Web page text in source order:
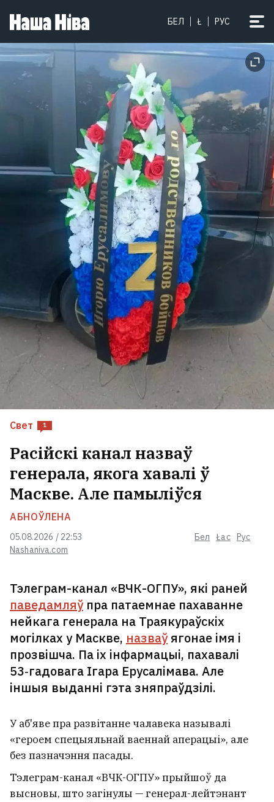
БЕЛ Ł РУС
Свет 1
АБНОЎЛЕНА
Nashaniva.com
05.08.2026 / 22:53 Бел Łac Рус
Расійскі канал назваў
генерала, якога хавалі ў
Маскве. Але памыліўся
Тэлеграм-канал «ВЧК-ОГПУ», які раней
паведамляўпра патаемнае пахаванне
нейкага генерала на Траякураўскіх
могілках у Маскве, назваўягонае імя і
прозвішча. Па іх інфармацыі, пахавалі
53‑гадовага Ігара Ерусалімава. Але
іншыя выданні гэта зняпраўдзілі.
У аб'яве пра развітанне чалавека называлі
«героем спецыяльнай ваеннай аперацыі», але
без пазначэння пасады.
Тэлеграм-канал «ВЧК-ОГПУ» прыйшоў да
высновы, што загінулы — генерал-лейтэнант